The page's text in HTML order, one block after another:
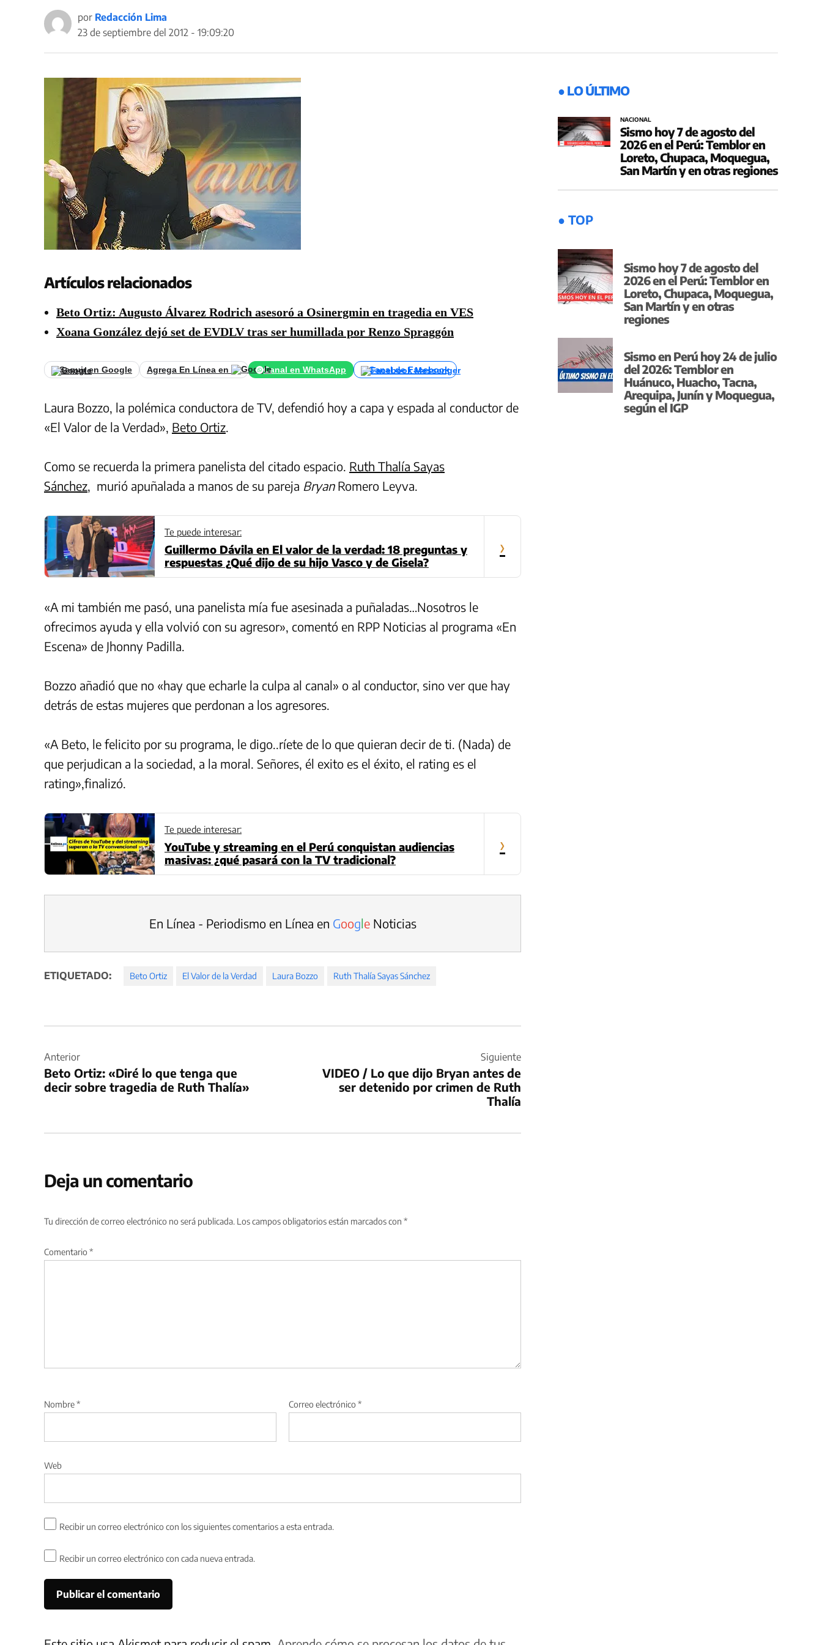
por Redacción Lima
23 de septiembre del 2012 - 19:09:20
Artículos relacionados
Beto Ortiz: Augusto Álvarez Rodrich asesoró a Osinergmin en tragedia en VES
Xoana González dejó set de EVDLV tras ser humillada por Renzo Spraggón
Seguir en Google Agrega En Línea en Canal en WhatsApp Canal de Facebook
Laura Bozzo, la polémica conductora de TV, defendió hoy a capa y espada al conductor de
«El Valor de la Verdad», Beto Ortiz.
Como se recuerda la primera panelista del citado espacio. Ruth Thalía Sayas
Sánchez, murió apuñalada a manos de su pareja BryanRomero Leyva.
Te puede interesar:
Guillermo Dávila en El valor de la verdad: 18 preguntas y
respuestas ¿Qué dijo de su hijo Vasco y de Gisela?
›
«A mi también me pasó, una panelista mía fue asesinada a puñaladas…Nosotros le
ofrecimos ayuda y ella volvió con su agresor», comentó en RPP Noticias al programa «En
Escena» de Jhonny Padilla.
Bozzo añadió que no «hay que echarle la culpa al canal» o al conductor, sino ver que hay
detrás de estas mujeres que perdonan a los agresores.
«A Beto, le felicito por su programa, le digo..ríete de lo que quieran decir de ti. (Nada) de
que perjudican a la sociedad, a la moral. Señores, él exito es el éxito, el rating es el
rating»,finalizó.
Te puede interesar:
YouTube y streaming en el Perú conquistan audiencias
masivas: ¿qué pasará con la TV tradicional?
›
En Línea - Periodismo en Línea en GoogleNoticias
ETIQUETADO: Beto Ortiz El Valor de la Verdad Laura Bozzo Ruth Thalía Sayas Sánchez
de
entradas
Anterior
Beto Ortiz: «Diré lo que tenga que
decir sobre tragedia de Ruth Thalía»
Siguiente
VIDEO / Lo que dijo Bryan antes de
ser detenido por crimen de Ruth
Thalía
Deja un comentario
Tu dirección de correo electrónico no será publicada. Los campos obligatorios están marcados con *
Comentario *
Nombre* Correo electrónico *
Web
Recibir un correo electrónico con los siguientes comentarios a esta entrada.
Recibir un correo electrónico con cada nueva entrada.
● LO ÚLTIMO
NACIONAL
Sismo hoy 7 de agosto del
2026 en el Perú: Temblor en
Loreto, Chupaca, Moquegua,
San Martín y en otras regiones
● TOP
Sismo hoy 7 de agosto del
2026 en el Perú: Temblor en
Loreto, Chupaca, Moquegua,
San Martín y en otras
regiones
Sismo en Perú hoy 24 de julio
del 2026: Temblor en
Huánuco, Huacho, Tacna,
Arequipa, Junín y Moquegua,
según el IGP